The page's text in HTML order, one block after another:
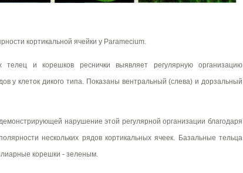
кортикальной ячейки у Paramecium.
и корешков реснички выявляет регулярную организацию
у клеток дикого типа. Показаны вентральный (слева) и дорзальный
нарушение этой регулярной организации благодаря
нескольких рядов кортикальных ячеек. Базальные тельца
корешки - зеленым.